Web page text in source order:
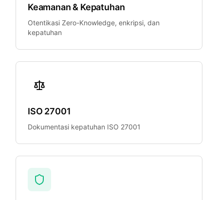
Keamanan & Kepatuhan
Otentikasi Zero-Knowledge, enkripsi, dan
kepatuhan
ISO 27001
Dokumentasi kepatuhan ISO 27001